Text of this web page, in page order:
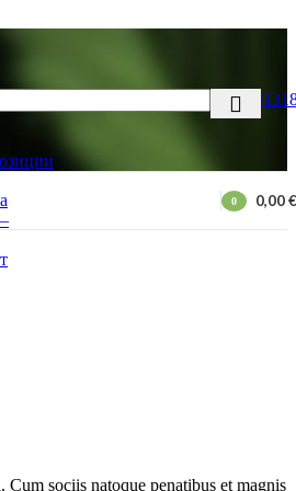
0
0,00€
sociis natoque penatibus et magnis